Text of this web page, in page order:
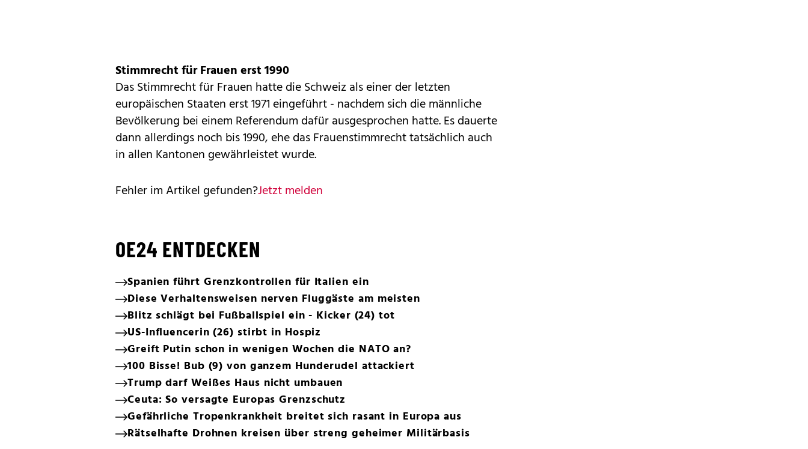
Stimmrecht für Frauen erst 1990
Das Stimmrecht für Frauen hatte die Schweiz als einer der letzten
europäischen Staaten erst 1971 eingeführt - nachdem sich die männliche
Bevölkerung bei einem Referendum dafür ausgesprochen hatte. Es dauerte
dann allerdings noch bis 1990, ehe das Frauenstimmrecht tatsächlich auch
in allen Kantonen gewährleistet wurde.
Fehler im Artikel gefunden?Jetzt melden
OE24 ENTDECKEN
Spanien führt Grenzkontrollen für Italien ein
Diese Verhaltensweisen nerven Fluggäste am meisten
Blitz schlägt bei Fußballspiel ein - Kicker (24) tot
US-Influencerin (26) stirbt in Hospiz
Greift Putin schon in wenigen Wochen die NATO an?
100 Bisse! Bub (9) von ganzem Hunderudel attackiert
Trump darf Weißes Haus nicht umbauen
Ceuta: So versagte Europas Grenzschutz
Gefährliche Tropenkrankheit breitet sich rasant in Europa aus
Rätselhafte Drohnen kreisen über streng geheimer Militärbasis